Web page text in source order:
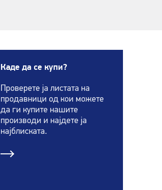
Каде да се купи?
Проверете ја листата на
продавници од кои можете
да ги купите нашите
производи и најдете ја
најблиската.